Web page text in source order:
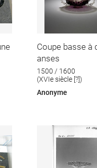
Coupe basse à
anses
1500 / 1600
(XVIe siècle [?])
Anonyme